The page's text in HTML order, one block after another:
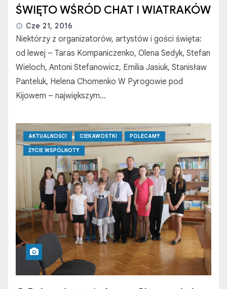
ŚWIĘTO WŚRÓD CHAT I WIATRAKÓW
Cze 21, 2016
Niektórzy z organizatorów, artystów i gości święta:
od lewej – Taras Kompaniczenko, Olena Sedyk, Stefan
Wieloch, Antoni Stefanowicz, Emilia Jasiuk, Stanisław
Panteluk, Helena Chomenko W Pyrogowie pod
Kijowem – największym…
AKTUALNOŚCI CIEKAWOSTKI POLECAMY
ŻYCIE WSPÓLNOTY